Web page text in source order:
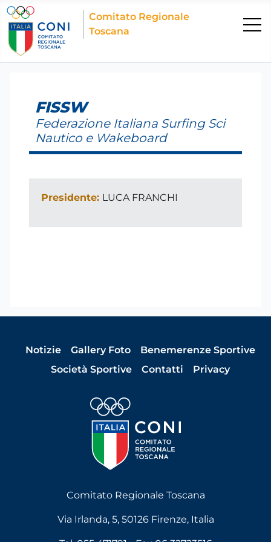
Comitato Regionale
Toscana
FISSW
Federazione Italiana Surfing Sci
Nautico e Wakeboard
Presidente: LUCA FRANCHI
Notizie Gallery Foto
Benemerenze Sportive
Società Sportive
Contatti Privacy
Comitato Regionale Toscana
Via Irlanda, 5, 50126 Firenze, Italia